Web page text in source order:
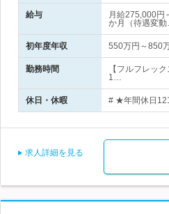
給与
月給275,000円
か月（待遇変
初年度年収 550万円～850
勤務時間
【フルフレッ
1…
休日・休暇 # ★年間休日
求人詳細を見る